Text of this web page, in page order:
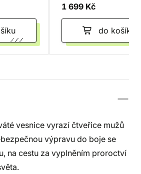
1 699 Kč
do košíku
vesnice vyrazí čtveřice mužů
výpravu do boje se
na cestu za vyplněním proroctví